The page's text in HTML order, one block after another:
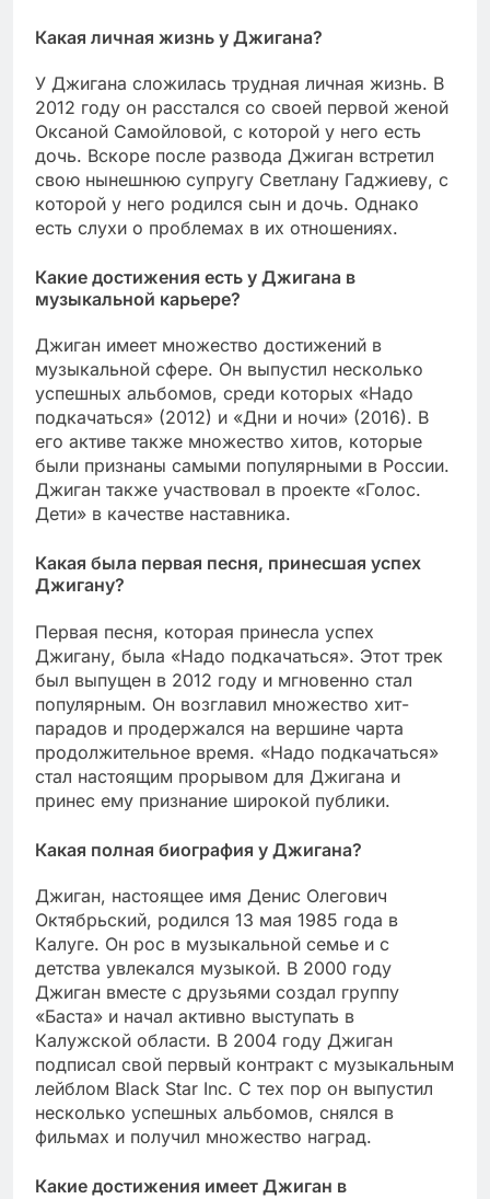
Какая личная жизнь у Джигана?
У Джигана сложилась трудная личная жизнь. В
2012 году он расстался со своей первой женой
Оксаной Самойловой, с которой у него есть
дочь. Вскоре после развода Джиган встретил
свою нынешнюю супругу Светлану Гаджиеву, с
которой у него родился сын и дочь. Однако
есть слухи о проблемах в их отношениях.
Какие достижения есть у Джигана в
музыкальной карьере?
Джиган имеет множество достижений в
музыкальной сфере. Он выпустил несколько
успешных альбомов, среди которых «Надо
подкачаться» (2012) и «Дни и ночи» (2016). В
его активе также множество хитов, которые
были признаны самыми популярными в России.
Джиган также участвовал в проекте «Голос.
Дети» в качестве наставника.
Какая была первая песня, принесшая успех
Джигану?
Первая песня, которая принесла успех
Джигану, была «Надо подкачаться». Этот трек
был выпущен в 2012 году и мгновенно стал
популярным. Он возглавил множество хит-
парадов и продержался на вершине чарта
продолжительное время. «Надо подкачаться»
стал настоящим прорывом для Джигана и
принес ему признание широкой публики.
Какая полная биография у Джигана?
Джиган, настоящее имя Денис Олегович
Октябрьский, родился 13 мая 1985 года в
Калуге. Он рос в музыкальной семье и с
детства увлекался музыкой. В 2000 году
Джиган вместе с друзьями создал группу
«Баста» и начал активно выступать в
Калужской области. В 2004 году Джиган
подписал свой первый контракт с музыкальным
лейблом Black Star Inc. С тех пор он выпустил
несколько успешных альбомов, снялся в
фильмах и получил множество наград.
Какие достижения имеет Джиган в